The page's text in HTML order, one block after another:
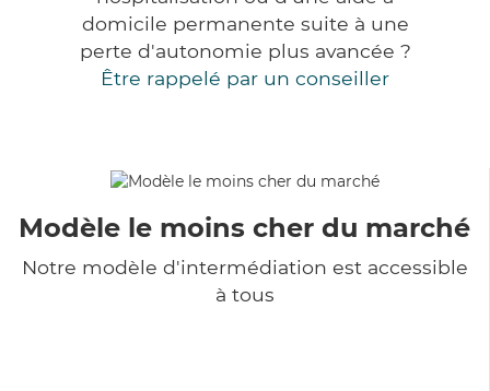
domicile permanente suite à une
perte d'autonomie plus avancée ?
Être rappelé par un conseiller
Modèle le moins cher du marché
Notre modèle d'intermédiation est accessible
à tous